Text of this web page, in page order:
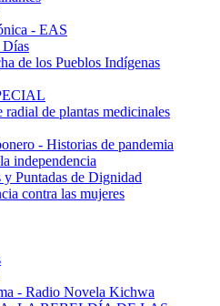
- EAS
de los Pueblos Indígenas
de plantas medicinales
- Historias de pandemia
independencia
Puntadas de Dignidad
contra las mujeres
- Radio Novela Kichwa